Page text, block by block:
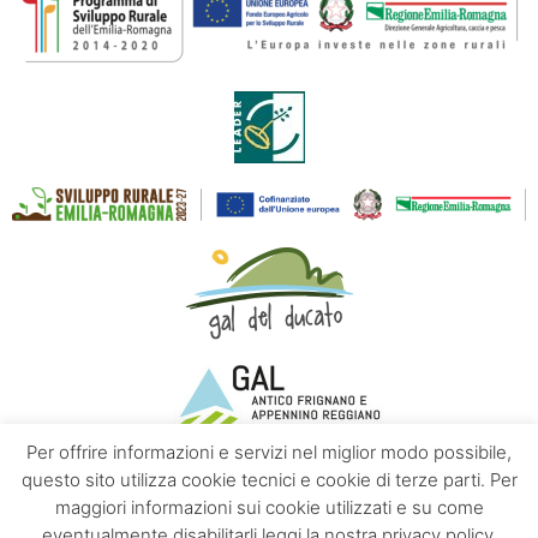
Contatti Chi siamo Privacy policy
Per offrire informazioni e servizi nel miglior modo possibile,
questo sito utilizza cookie tecnici e cookie di terze parti. Per
maggiori informazioni sui cookie utilizzati e su come